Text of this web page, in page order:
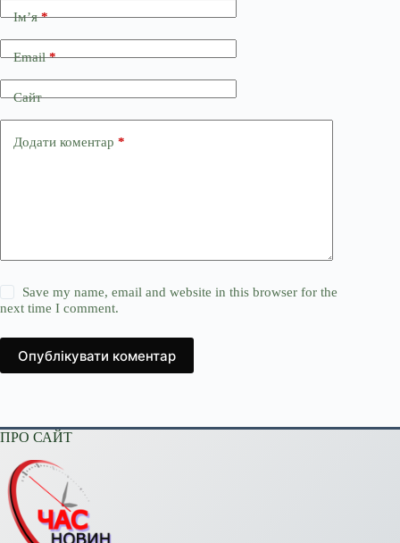
Ім’я*
Email*
Сайт
Додати коментар *
Save my name, email and website in this browser for the
next time I comment.
Опублікувати коментар
ПРО САЙТ